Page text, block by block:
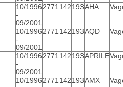
10/1996
-
09/2001
2771142193AHA
10/1996
-
09/2001
2771142193AQD
10/1996
-
09/2001
2771142193APRILE
10/19962771142193AMX